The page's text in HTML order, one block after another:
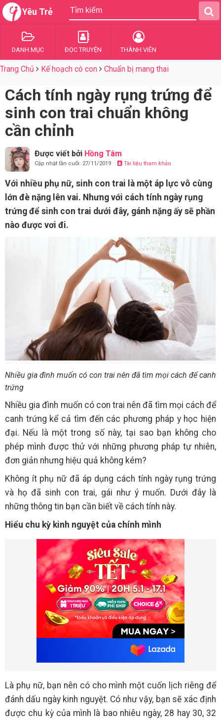
Yêu Trẻ
DANH MỤC ĐỌC TRUYỆN THÀNH VIÊN
Trang Chủ Kế hoạch có con Chuẩn bị mang thai
Cách tính ngày rụng trứng để
sinh con trai chuẩn không
cần chỉnh
Được viết bởi Hồng Tâm
Cập nhật lần cuối: 27/11/2019 Tài liệu tham khảo
Với nhiều phụ nữ, sinh con trai là một áp lực vô cùng
lớn đè nặng lên vai. Nhưng với cách tính ngày rụng
trứng để sinh con trai dưới đây, gánh nặng ấy sẽ phần
nào được vơi đi.
Nhiều gia đình muốn có con trai nên đã tìm mọi cách để canh
trứng
Nhiều gia đình muốn có con trai nên đã tìm mọi cách để
canh trứng kể cả tìm đến các phương pháp y học hiện
đại. Nếu là một trong số này, tại sao bạn không cho
phép mình được thử với những phương pháp tự nhiên,
đơn giản nhưng hiệu quả không kém?
Không ít phụ nữ đã áp dụng cách tính ngày rụng trứng
và họ đã sinh con trai, gái như ý muốn. Dưới đây là
những thông tin bạn cần biết về cách tính này.
Hiểu chu kỳ kinh nguyệt của chính mình
Là phụ nữ, bạn nên có cho mình một cuốn lịch riêng để
đánh dấu ngày kinh nguyệt. Có như vậy, bạn sẽ xác định
được chu kỳ của mình là bao nhiêu ngày, 28 hay 30, 32